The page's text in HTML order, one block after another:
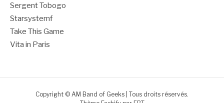
Sergent Tobogo
Starsystemf
Take This Game
Vita in Paris
Copyright © AM Band of Geeks | Tous droits réservés.